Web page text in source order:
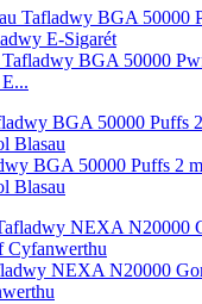
Tafladwy BGA 50000
BGA 50000 Puffs 2
Blasau
NEXA N20000